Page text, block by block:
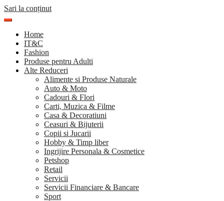
Sari la conținut
Home
IT&C
Fashion
Produse pentru Adulti
Alte Reduceri
Alimente si Produse Naturale
Auto & Moto
Cadouri & Flori
Carti, Muzica & Filme
Casa & Decoratiuni
Ceasuri & Bijuterii
Copii si Jucarii
Hobby & Timp liber
Ingrijire Personala & Cosmetice
Petshop
Retail
Servicii
Servicii Financiare & Bancare
Sport